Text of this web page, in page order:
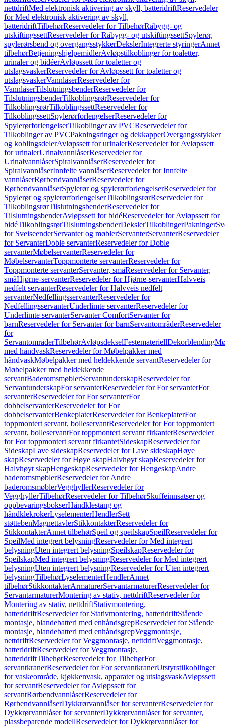
nettdriftMed elektronisk aktivering av skyll, batteridriftReservedeler
for Med elektronisk aktivering av skyll,
batteridriftTilbehørReservedeler for TilbehørRåbygg- og
utskiftingssettReservedeler for Råbygg- og utskiftingssettSpylerør,
spylerørsbend og overgangsstykkerDekslerIntegrerte styringerAnnet
tilbehørBetjeningshjelpemidlerAvløpstilkoblinger for toaletter,
urinaler og bidéerAvløpssett for toaletter og
utslagsvaskerReservedeler for Avløpssett for toaletter og
utslagsvaskerVannlåserReservedeler for
VannlåserTilslutningsbenderReservedeler for
TilslutningsbenderTilkoblingsrørReservedeler for
TilkoblingsrørTilkoblingssettReservedeler for
TilkoblingssettSpylerørforlengelserReservedeler for
SpylerørforlengelserTilkoblinger av PVCReservedeler for
Tilkoblinger av PVCPakningsringer og dekkapperOvergangsstykker
og koblingsdelerAvløpssett for urinalerReservedeler for Avløpssett
for urinalerUrinalvannlåserReservedeler for
UrinalvannlåserSpiralvannlåserReservedeler for
SpiralvannlåserInnfelte vannlåserReservedeler for Innfelte
vannlåserRørbendvannlåserReservedeler for
RørbendvannlåserSpylerør og spylerørforlengelserReservedeler for
Spylerør og spylerørforlengelserTilkoblingsrørReservedeler for
TilkoblingsrørTilslutningsbenderReservedeler for
TilslutningsbenderAvløpssett for bidéReservedeler for Avløpssett for
bidéTilkoblingsrørTilslutningsbenderDekslerTilkoblingerPakninger
for SveiseenderServanter og møblerServanterServanterReservedeler
for ServanterDoble servanterReservedeler for Doble
servanterMøbelservanterReservedeler for
MøbelservanterToppmonterte servanterReservedeler for
Toppmonterte servanterServanter, småReservedeler for Servanter,
småHjørne-servanterReservedeler for Hjørne-servanterHalvveis
nedfelt servanterReservedeler for Halvveis nedfelt
servanterNedfellingsservanterReservedeler for
NedfellingsservanterUnderlimte servanterReservedeler for
Underlimte servanterServanter ComfortServanter for
barnReservedeler for Servanter for barnServantområderReservedeler
for
ServantområderTilbehørAvløpsdekselFestemateriellDekorblending
med håndvaskReservedeler for Møbelpakker med
håndvaskMøbelpakker med heldekkende servantReservedeler for
Møbelpakker med heldekkende
servantBaderomsmøblerServantunderskapReservedeler for
ServantunderskapFor servanterReservedeler for For servanterFor
servanterReservedeler for For servanterFor
dobbelservanterReservedeler for For
dobbelservanterBenkeplaterReservedeler for BenkeplaterFor
toppmontert servant, bolleservantReservedeler for For toppmontert
servant, bolleservantFor toppmontert servant firkantetReservedeler
for For toppmontert servant firkantetSideskapReservedeler for
SideskapLave sideskapReservedeler for Lave sideskapHøye
skapReservedeler for Høye skapHalvhøyt skapReservedeler for
Halvhøyt skapHengeskapReservedeler for HengeskapAndre
baderomsmøblerReservedeler for Andre
baderomsmøblerVegghyllerReservedeler for
VegghyllerTilbehørReservedeler for TilbehørSkuffeinnsatser og
oppbevaringsbokserHåndklestang og
håndklekrokerLyselementerHendlerSett
støttebenMagnettavlerStikkontakterReservedeler for
StikkontakterAnnet tilbehørSpeil og speilskapSpeilReservedeler for
SpeilMed integrert belysningReservedeler for Med integrert
belysningUten integrert belysningSpeilskapReservedeler for
SpeilskapMed integrert belysningReservedeler for Med integrert
belysningUten integrert belysningReservedeler for Uten integrert
belysningTilbehørLyselementerHendlerAnnet
tilbehørStikkontakterArmaturerServantarmaturerReservedeler for
ServantarmaturerMontering av stativ, nettdriftReservedeler for
Montering av stativ, nettdriftStativmontering,
batteridriftReservedeler for Stativmontering, batteridriftStående
montasje, blandebatteri med enhåndsgrepReservedeler for Stående
montasje, blandebatteri med enhåndsgrepVeggmontasje,
nettdriftReservedeler for Veggmontasje, nettdriftVeggmontasje,
batteridriftReservedeler for Veggmontasje,
batteridriftTilbehørReservedeler for TilbehørFor
servantkranerReservedeler for For servantkranerUtstyrstilkoblinger
for vaskeområde, kjøkkenvask, apparater og utslagsvaskAvløpssett
for servantReservedeler for Avløpssett for
servantRørbendvannlåserReservedeler for
RørbendvannlåserDykkrørvannlåser for servanterReservedeler for
Dykkrørvannlåser for servanterDykkrørvannlåser for servanter,
plassbeparende modellReservedeler for Dykkrørvannlåser for